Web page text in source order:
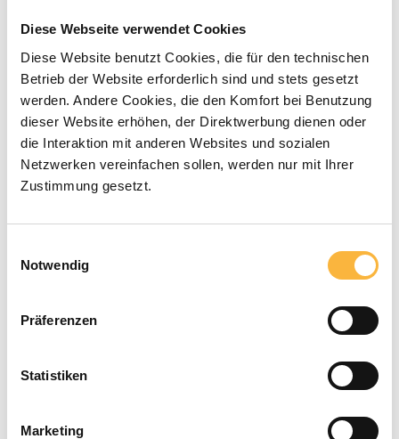
Diese Webseite verwendet Cookies
Diese Website benutzt Cookies, die für den technischen
Betrieb der Website erforderlich sind und stets gesetzt
werden. Andere Cookies, die den Komfort bei Benutzung
dieser Website erhöhen, der Direktwerbung dienen oder
die Interaktion mit anderen Websites und sozialen
Netzwerken vereinfachen sollen, werden nur mit Ihrer
Zustimmung gesetzt.
Notwendig
Präferenzen
Statistiken
Marketing
€26.90*
Prices incl. VAT plus shipping costs
Available within the specified delivery
time
Payment types